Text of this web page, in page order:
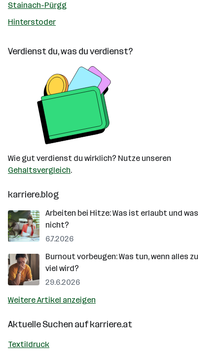
Stainach-Pürgg
Hinterstoder
Verdienst du, was du verdienst?
Wie gut verdienst du wirklich? Nutze unseren
Gehaltsvergleich.
karriere.blog
Arbeiten bei Hitze: Was ist erlaubt und was
nicht?
6.7.2026
Burnout vorbeugen: Was tun, wenn alles zu
viel wird?
29.6.2026
Weitere Artikel anzeigen
Aktuelle Suchen aufkarriere.at
Textildruck